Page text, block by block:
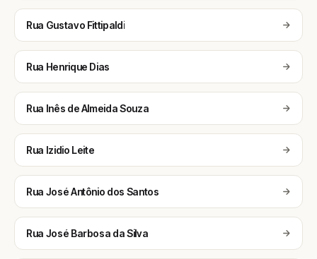
Rua Gustavo Fittipaldi
Rua Henrique Dias
Rua Inês de Almeida Souza
Rua Izidio Leite
Rua José Antônio dos Santos
Rua José Barbosa da Silva